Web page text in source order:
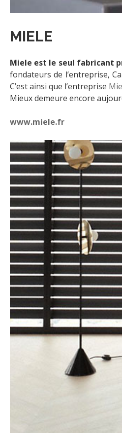
MIELE
Miele est le seul fabricant
fondateurs de l’entreprise,
C’est ainsi que l’entreprise
Mieux demeure encore
www.miele.fr